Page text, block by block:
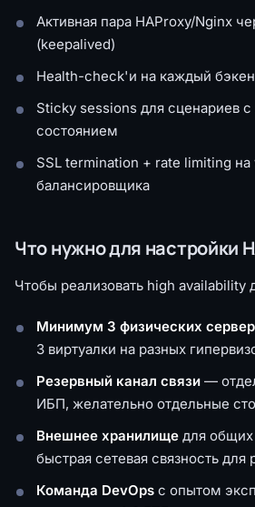
Активная пара HAProxy/Nginx
(keepalived)
Health-check'и на каждый
Sticky sessions для сценариев
состоянием
SSL termination + rate limiting на
балансировщика
Что нужно для настройки
Чтобы реализовать high availability
Минимум 3 физических
3 виртуалки на разных
Резервный канал связи —
ИБП, желательно отдельные
Внешнее хранилище для
быстрая сетевая связность для
Команда DevOps с опытом